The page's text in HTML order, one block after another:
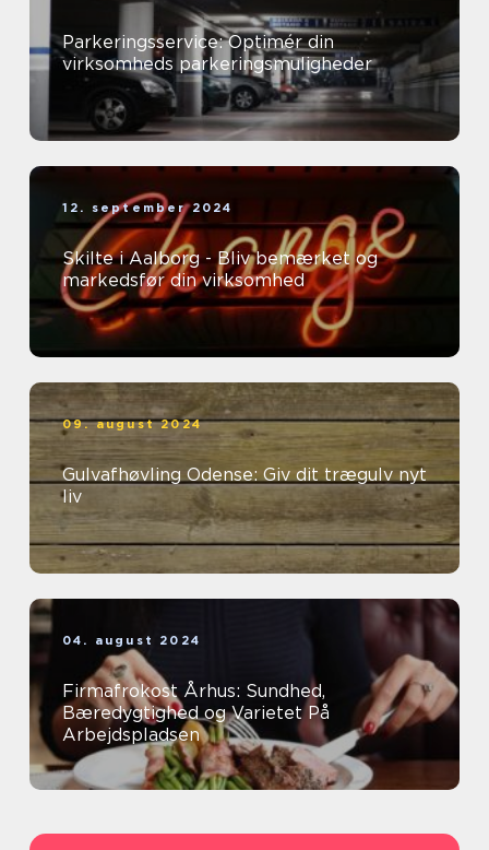
Parkeringsservice: Optimér din
virksomheds parkeringsmuligheder
12. september 2024
Skilte i Aalborg - Bliv bemærket og
markedsfør din virksomhed
09. august 2024
Gulvafhøvling Odense: Giv dit trægulv nyt
liv
04. august 2024
Firmafrokost Århus: Sundhed,
Bæredygtighed og Varietet På
Arbejdspladsen